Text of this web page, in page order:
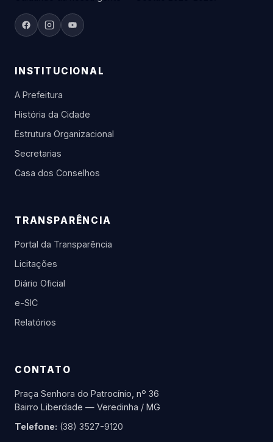
INSTITUCIONAL
A Prefeitura
História da Cidade
Estrutura Organizacional
Secretarias
Casa dos Conselhos
TRANSPARÊNCIA
Portal da Transparência
Licitações
Diário Oficial
e-SIC
Relatórios
CONTATO
Praça Senhora do Patrocínio, nº 36
Bairro Liberdade — Veredinha / MG
Telefone: (38) 3527-9120